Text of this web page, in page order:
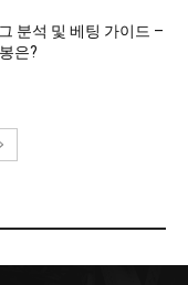
분석 및 베팅 가이드 –
은?